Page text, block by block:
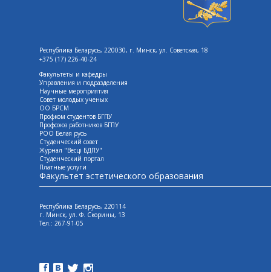
Республика Беларусь, 220030, г. Минск, ул. Советская, 18
+375 (17) 226-40-24
Факультеты и кафедры
Управления и подразделения
Научные мероприятия
Совет молодых ученых
ОО БРСМ
Профком студентов БГПУ
Профсоюз работников БГПУ
РОО Белая русь
Студенческий совет
Журнал "Весцi БДПУ"
Студенческий портал
Платные услуги
Факультет эстетического образования
Республика Беларусь, 220114
г. Минск, ул. Ф. Скорины, 13
Tел.: 267-91-05